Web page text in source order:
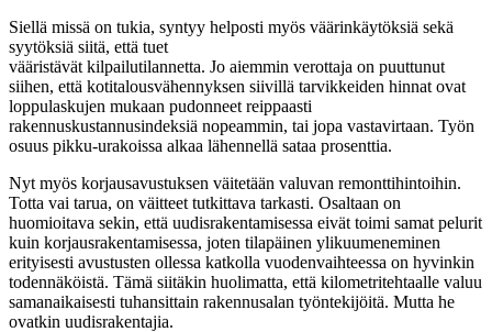
Siellä missä on tukia, syntyy helposti myös väärinkäytöksiä sekä
syytöksiä siitä, että tuet
vääristävät kilpailutilannetta. Jo aiemmin verottaja on puuttunut
siihen, että kotitalousvähennyksen siivillä tarvikkeiden hinnat ovat
loppulaskujen mukaan pudonneet reippaasti
rakennuskustannusindeksiä nopeammin, tai jopa vastavirtaan. Työn
osuus pikku-urakoissa alkaa lähennellä sataa prosenttia.
Nyt myös korjausavustuksen väitetään valuvan remonttihintoihin.
Totta vai tarua, on väitteet tutkittava tarkasti. Osaltaan on
huomioitava sekin, että uudisrakentamisessa eivät toimi samat pelurit
kuin korjausrakentamisessa, joten tilapäinen ylikuumeneminen
erityisesti avustusten ollessa katkolla vuodenvaihteessa on hyvinkin
todennäköistä. Tämä siitäkin huolimatta, että kilometritehtaalle valuu
samanaikaisesti tuhansittain rakennusalan työntekijöitä. Mutta he
ovatkin uudisrakentajia.